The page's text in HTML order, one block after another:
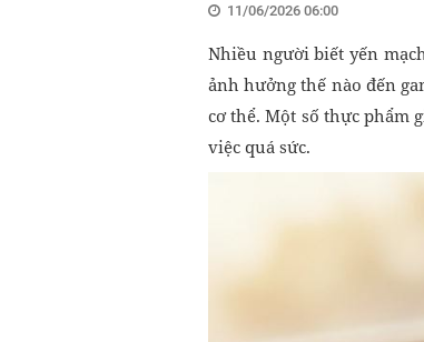
11/06/2026 06:00
Nhiều người biết yến
ảnh hưởng thế nào đến
cơ thể. Một số thực phẩm
việc quá sức.